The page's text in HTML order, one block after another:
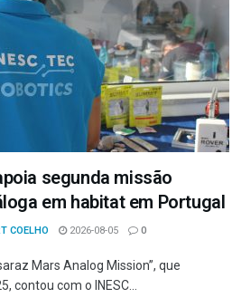
segunda missão
em habitat em Portugal
COELHO 2026-08-05 0
Mars Analog Mission”, que
contou com o INESC...